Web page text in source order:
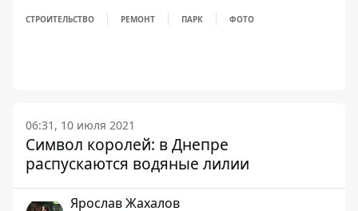
СТРОИТЕЛЬСТВО РЕМОНТ ПАРК ФОТО
06:31, 10 июля 2021
Символ королей: в Днепре
распускаются водяные лилии
Ярослав Жахалов